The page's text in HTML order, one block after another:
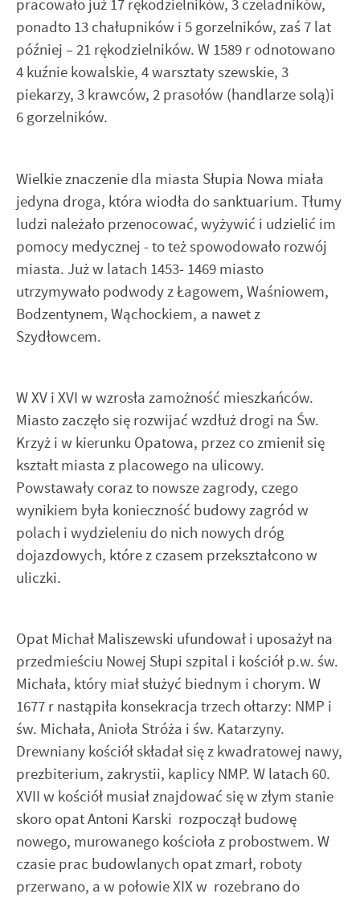
pracowało już 17 rękodzielników, 3 czeladników,
ponadto 13 chałupników i 5 gorzelników, zaś 7 lat
później – 21 rękodzielników. W 1589 r odnotowano
4 kuźnie kowalskie, 4 warsztaty szewskie, 3
piekarzy, 3 krawców, 2 prasołów (handlarze solą)i
6 gorzelników.
Wielkie znaczenie dla miasta Słupia Nowa miała
jedyna droga, która wiodła do sanktuarium. Tłumy
ludzi należało przenocować, wyżywić i udzielić im
pomocy medycznej - to też spowodowało rozwój
miasta. Już w latach 1453- 1469 miasto
utrzymywało podwody z Łagowem, Waśniowem,
Bodzentynem, Wąchockiem, a nawet z
Szydłowcem.
W XV i XVI w wzrosła zamożność mieszkańców.
Miasto zaczęło się rozwijać wzdłuż drogi na Św.
Krzyż i w kierunku Opatowa, przez co zmienił się
kształt miasta z placowego na ulicowy.
Powstawały coraz to nowsze zagrody, czego
wynikiem była konieczność budowy zagród w
polach i wydzieleniu do nich nowych dróg
dojazdowych, które z czasem przekształcono w
uliczki.
Opat Michał Maliszewski ufundował i uposażył na
przedmieściu Nowej Słupi szpital i kościół p.w. św.
Michała, który miał służyć biednym i chorym. W
1677 r nastąpiła konsekracja trzech ołtarzy: NMP i
św. Michała, Anioła Stróża i św. Katarzyny.
Drewniany kościół składał się z kwadratowej nawy,
prezbiterium, zakrystii, kaplicy NMP. W latach 60.
XVII w kościół musiał znajdować się w złym stanie
skoro opat Antoni Karski rozpoczął budowę
nowego, murowanego kościoła z probostwem. W
czasie prac budowlanych opat zmarł, roboty
przerwano, a w połowie XIX w rozebrano do